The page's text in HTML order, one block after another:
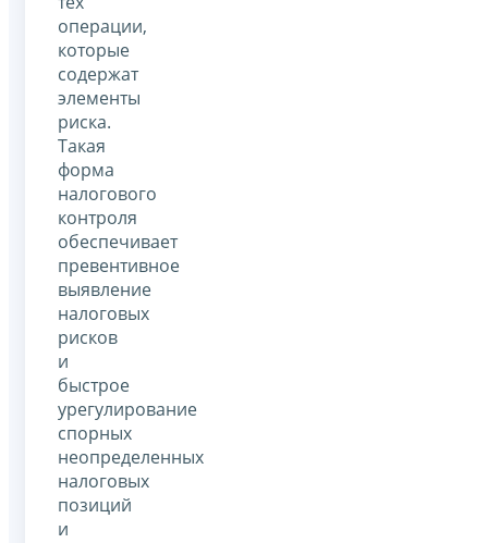
операции,
которые
содержат
элементы
риска.
Такая
форма
налогового
контроля
обеспечивает
превентивное
выявление
налоговых
рисков
и
быстрое
урегулирование
спорных
неопределенных
налоговых
позиций
и